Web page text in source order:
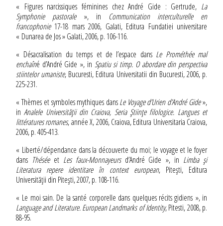
« Figures narcissiques féminines chez André Gide : Gertrude, La
Symphonie pastorale», in Communication interculturelle en
francophonie17-18 mars 2006, Galati, Editura Fundatiei universitare
« Dunarea de Jos » Galati, 2006, p. 106-116.
« Désacralisation du temps et de l’espace dans Le Prométhée mal
enchaîné d’André Gide », in Spatiu si timp. O abordare din perspectiva
stiintelor umaniste, Bucuresti, Editura Universitatii din Bucuresti, 2006, p.
225-231.
« Thèmes et symboles mythiques dansLe Voyage d’Urien d’André Gide»,
inAnalele Universităţii din Craiova, Seria Ştiinţe filologice. Langues et
littératures romanes, année X, 2006, Craiova, Editura Universitaria Craiova,
2006, p. 405-413.
« Liberté/dépendance dans la découverte du moi; le voyage et le foyer
dans Théséeet Les faux-Monnayeursd’André Gide », in Limba şi
Literatura repere identitare în context european, Piteşti, Editura
Universităţii din Piteşti, 2007, p. 108-116.
« Le moi sain. De la santé corporelle dans quelques récits gidiens », in
Language and Literature. European Landmarks of Identity, Pitesti, 2008, p.
88-95.